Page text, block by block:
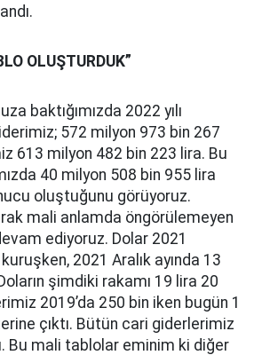
OLUŞTURDUK”
baktığımızda 2022 yılı
572 milyon 973 bin 267
613 milyon 482 bin 223 lira. Bu
40 milyon 508 bin 955 lira
oluştuğunu görüyoruz.
mali anlamda öngörülemeyen
ediyoruz. Dolar 2021
2021 Aralık ayında 13
şimdiki rakamı 19 lira 20
2019’da 250 bin iken bugün 1
çıktı. Bütün cari giderlerimiz
Bu mali tablolar eminim ki diğer